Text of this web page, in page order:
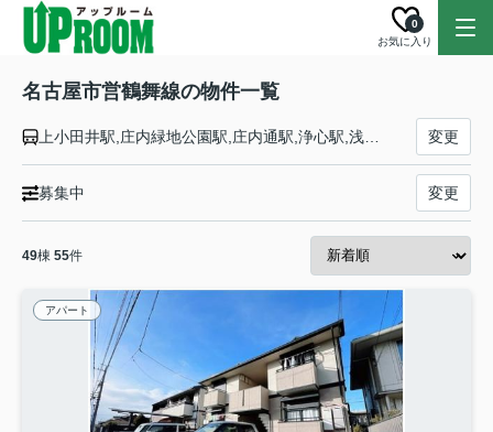
お気に入り
0
名古屋市営鶴舞線の物件一覧
変更
募集中 変更
49棟 55件
アパート